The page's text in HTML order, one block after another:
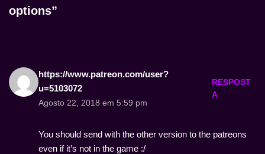
options”
https://www.patreon.com/user?
u=5103072
Agosto 22, 2018 em 5:59 pm
RESPOST
A
You should send with the other version to the patreons
even if it’s not in the game :/